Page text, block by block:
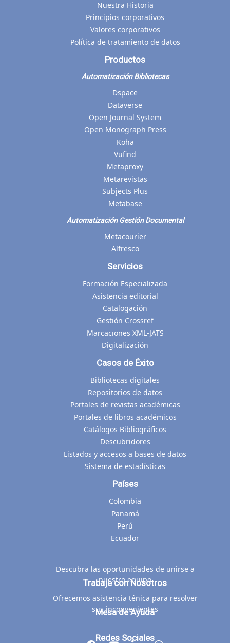
Nuestra Historia
Principios corporativos
Valores corporativos
Política de tratamiento de datos
Productos
Automatización Bibliotecas
Dspace
Dataverse
Open Journal System
Open Monograph Press
Koha
Vufind
Metaproxy
Metarevistas
Subjects Plus
Metabase
Automatización Gestión Documental
Metacourier
Alfresco
Servicios
Formación Especializada
Asistencia editorial
Catalogación
Gestión Crossref
Marcaciones XML-JATS
Digitalización
Casos de Éxito
Bibliotecas digitales
Repositorios de datos
Portales de revistas académicas
Portales de libros académicos
Catálogos Bibliográficos
Descubridores
Listados y accesos a bases de datos
Sistema de estadísticas
Países
Colombia
Panamá
Perú
Ecuador
Descubra las oportunidades de unirse a
nuestro equipo
Trabaje con Nosotros
Ofrecemos asistencia ténica para resolver
sus inconvenientes
Mesa de Ayuda
Redes Sociales